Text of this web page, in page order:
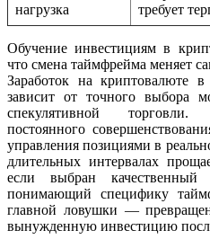
нагрузка
требует
Обучение инвестициям в
что смена таймфрейма меняет
Заработок на криптовалюте
зависит от точного выбора
спекулятивной торговли.
постоянного
управления позициями в
длительных интервалах
если выбран качественный
понимающий специфику
главной ловушки —
вынужденную инвестицию